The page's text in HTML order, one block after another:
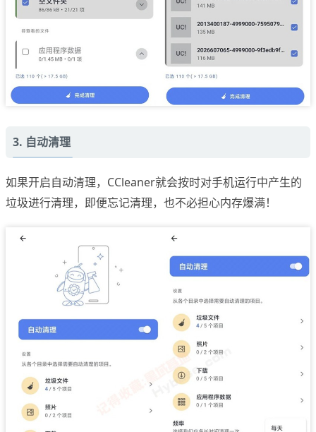
3. 自动清理
如果开启自动清理，CCleaner就会按时对手机运行中产生的
垃圾进行清理，即便忘记清理，也不必担心内存爆满！